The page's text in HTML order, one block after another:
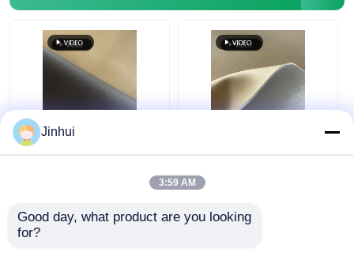
Kulit Mikroserat
Tahan Noda Tidak
Micro Fiber Seperti
NAPPA Premium
yang Ramah Kulit
Jinhui
3:59 AM
Good day, what product are you looking
for?